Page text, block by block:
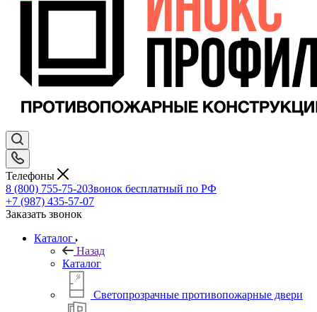
Телефоны
8 (800) 755-75-20Звонок бесплатный по РФ
+7 (987) 435-57-07
Заказать звонок
Каталог
Назад
Каталог
Светопрозрачные противопожарные двери